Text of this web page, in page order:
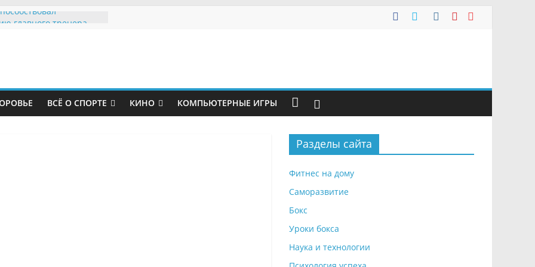
политики устроили
за судьбу
«Зенита»
ВСЁ О СПОРТЕ КИНО КОМПЬЮТЕРНЫЕ ИГРЫ
Разделы сайта
Фитнес на дому
Саморазвитие
Бокс
Уроки бокса
Наука и технологии